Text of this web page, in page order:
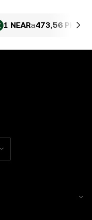
1 NEARa473,56 PKR